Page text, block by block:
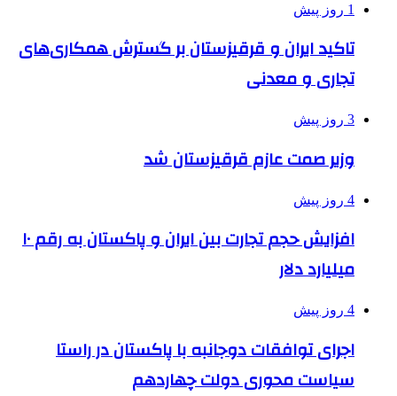
1 روز پیش
تاکید ایران و قرقیزستان بر گسترش همکاری‌های
تجاری و معدنی
3 روز پیش
وزیر صمت عازم قرقیزستان شد
4 روز پیش
افزایش حجم تجارت بین ایران و پاکستان به رقم ۱۰
میلیارد دلار
4 روز پیش
اجرای توافقات دوجانبه با پاکستان در راستا
سیاست محوری دولت چهاردهم